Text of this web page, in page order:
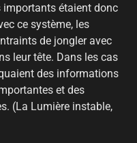
étaient donc
ce système, les
de jongler avec
leur tête. Dans les cas
des informations
et des
(La Lumière instable,